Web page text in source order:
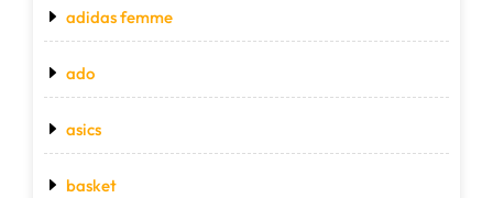
adidas femme
ado
asics
basket